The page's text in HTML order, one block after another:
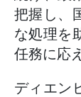
把握し、
な処理を
任務に応
ディエン